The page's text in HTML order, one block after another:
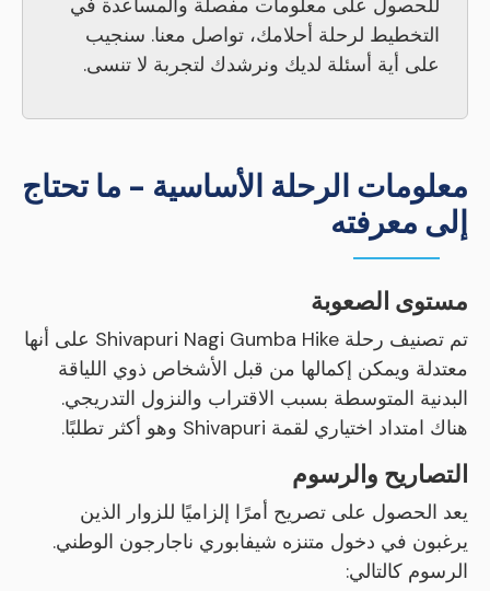
للحصول على معلومات مفصلة والمساعدة في
التخطيط لرحلة أحلامك، تواصل معنا. سنجيب
على أية أسئلة لديك ونرشدك لتجربة لا تنسى.
معلومات الرحلة الأساسية - ما تحتاج
إلى معرفته
مستوى الصعوبة
تم تصنيف رحلة Shivapuri Nagi Gumba Hike على أنها
معتدلة ويمكن إكمالها من قبل الأشخاص ذوي اللياقة
البدنية المتوسطة بسبب الاقتراب والنزول التدريجي.
هناك امتداد اختياري لقمة Shivapuri وهو أكثر تطلبًا.
التصاريح والرسوم
يعد الحصول على تصريح أمرًا إلزاميًا للزوار الذين
يرغبون في دخول متنزه شيفابوري ناجارجون الوطني.
الرسوم كالتالي: